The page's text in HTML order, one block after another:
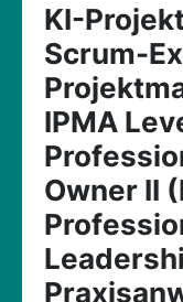
KI-
Scrum-
IPMA
Owner II